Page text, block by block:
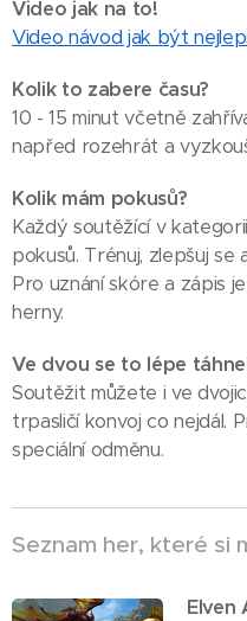
Video jak na to!
Video návod jak být
Kolik to zabere času?
10 - 15 minut včetně
napřed rozehrát a
Kolik mám pokusů?
Každý soutěžící v
pokusů. Trénuj, zlepšuj
Pro uznání skóre a zápis
herny.
Ve dvou se to lépe
Soutěžit můžete i ve
trpasličí konvoj co nejdál.
speciální odměnu.
Seznam her, které si
Elven